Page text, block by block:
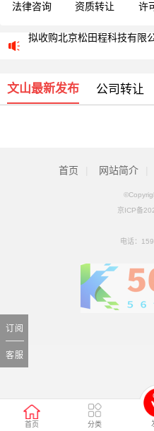
首页 分类
法律咨询 资质转让 许
拟收购北京松田程科技有限
文山最新发布 公司转让
订阅
客服
首页 网站简介
京ICP备
电话：